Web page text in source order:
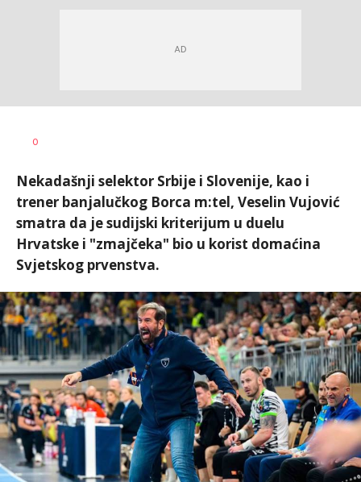
AUTOR
0
Nekadašnji selektor Srbije i Slovenije, kao i
trener banjalučkog Borca m:tel, Veselin Vujović
smatra da je sudijski kriterijum u duelu
Hrvatske i "zmajčeka" bio u korist domaćina
Svjetskog prvenstva.